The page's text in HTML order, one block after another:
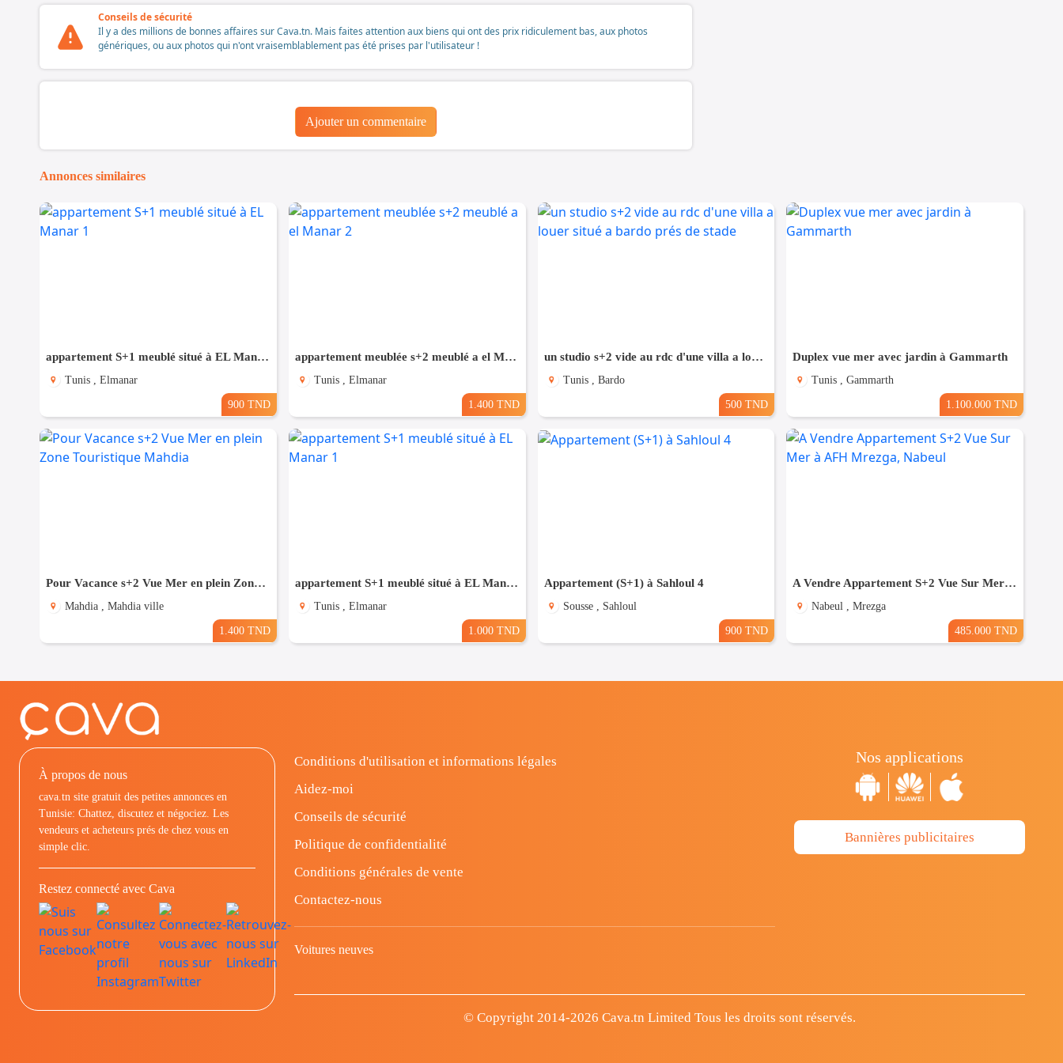
Conseils de sécurité
Il y a des millions de bonnes affaires sur Cava.tn. Mais faites attention aux biens qui ont des prix ridiculement bas, aux photos
génériques, ou aux photos qui n'ont vraisemblablement pas été prises par l'utilisateur !
Ajouter un commentaire
Annonces similaires
appartement S+1 meublé situé à EL Manar 1
Tunis , Elmanar
900 TND
appartement meublée s+2 meublé a el Manar 2
Tunis , Elmanar
1.400 TND
un studio s+2 vide au rdc d'une villa a louer situé a bardo prés de stade
Tunis , Bardo
500 TND
Duplex vue mer avec jardin à Gammarth
Tunis , Gammarth
1.100.000 TND
Pour Vacance s+2 Vue Mer en plein Zone Touristique Mahdia
Mahdia , Mahdia ville
1.400 TND
appartement S+1 meublé situé à EL Manar 1
Tunis , Elmanar
1.000 TND
Appartement (S+1) à Sahloul 4
Sousse , Sahloul
900 TND
A Vendre Appartement S+2 Vue Sur Mer à AFH Mrezga, Nabeul
Nabeul , Mrezga
485.000 TND
À propos de nous
cava.tn site gratuit des petites annonces en
Tunisie: Chattez, discutez et négociez. Les
vendeurs et acheteurs prés de chez vous en
simple clic.
Restez connecté avec Cava
Conditions d'utilisation et informations légales
Aidez-moi
Conseils de sécurité
Politique de confidentialité
Conditions générales de vente
Contactez-nous
Voitures neuves
Nos applications
Bannières publicitaires
© Copyright 2014-2026 Cava.tn Limited Tous les droits sont réservés.